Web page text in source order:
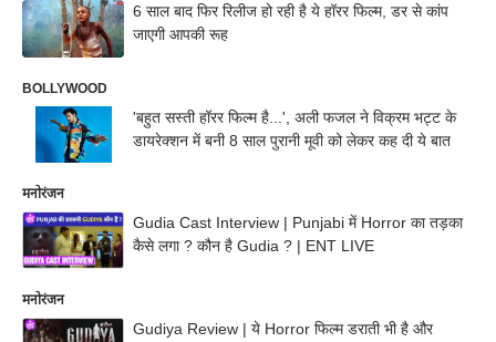
6 साल बाद फिर रिलीज हो रही है ये हॉरर फिल्म, डर से कांप
जाएगी आपकी रूह
BOLLYWOOD
'बहुत सस्ती हॉरर फिल्म है...', अली फजल ने विक्रम भट्ट के
डायरेक्शन में बनी 8 साल पुरानी मूवी को लेकर कह दी ये बात
मनोरंजन
Gudia Cast Interview | Punjabi में Horror का तड़का
कैसे लगा ? कौन है Gudia ? | ENT LIVE
मनोरंजन
Gudiya Review | ये Horror फिल्म डराती भी है और